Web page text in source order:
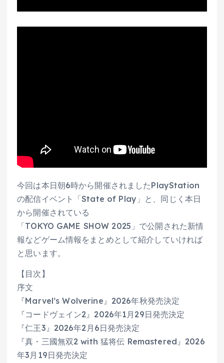
今回は本日朝6時から開催されましたPlayStation
の配信イベント「State of Play」と、同じく本日
から開催されている
「TOKYO GAME SHOW 2025」で公開された新情
報などゲーム情報をまとめとして紹介していければ
と思います。
【目次】
序文
『Marvel’s Wolverine』2026年秋発売決定
『コードヴェイン2』2026年1月29日発売決定
『仁王3』2026年2月6日発売決定
『真・三國無双2 with 猛将伝 Remastered』2026
年3月19日発売決定